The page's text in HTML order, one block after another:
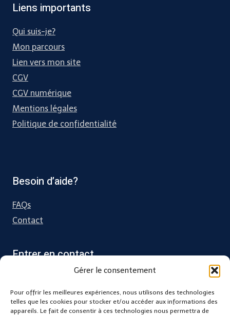
Gérer le consentement
Pour offrir les meilleures expériences, nous utilisons des technologies
telles que les cookies pour stocker et/ou accéder aux informations des
appareils. Le fait de consentir à ces technologies nous permettra de
Liens importants
Qui suis-je?
Mon parcours
Lien vers mon site
CGV
CGV numérique
Mentions légales
Politique de confidentialité
Besoin d’aide?
FAQs
Contact
Entrer en contact
31 grande rue, 17330 Villeneuve la Comtesse